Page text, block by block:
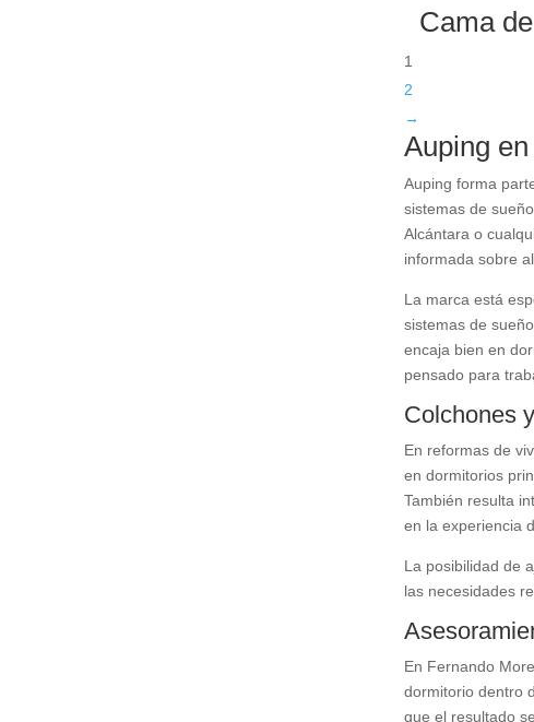
Cama
1
2
→
Auping
Auping forma
sistemas de
Alcántara o
informada sobre
La marca está
sistemas de
encaja bien en
pensado para
Colchones
En reformas de
en dormitorios
También resulta
en la experiencia
La posibilidad de
las necesidades
En Fernando
dormitorio dentro
que el resultado